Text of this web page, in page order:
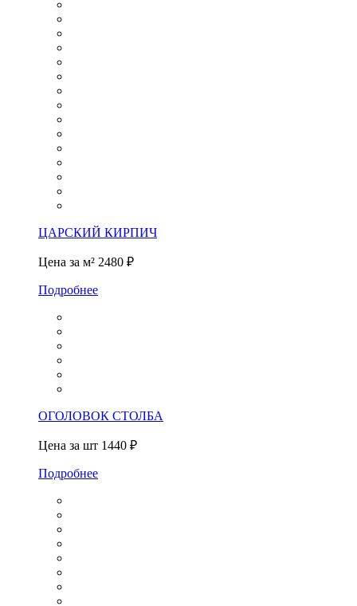
ЦАРСКИЙ КИРПИЧ
Цена за м² 2480 ₽
Подробнее
ОГОЛОВОК СТОЛБА
Цена за шт 1440 ₽
Подробнее